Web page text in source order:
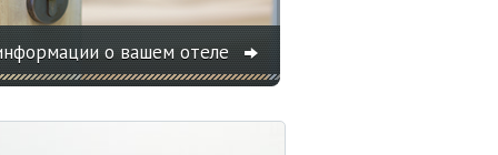
о вашем отеле